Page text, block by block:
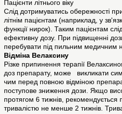
Пацієнти літнього віку
Слід дотримуватись обережності
літнім пацієнтам (наприклад, у
функції нирок). Таким пацієнтам
ефективну дозу. При підвищенні
перебувати під пильним медичним
Відміна Велаксину
Різке припинення терапії
доз препарату, може викликати
чим перед повною відміною
поступове зниження дози. Якщо
протягом 6 тижнів, рекомендується
тривалістю не менше 2 тижнів.